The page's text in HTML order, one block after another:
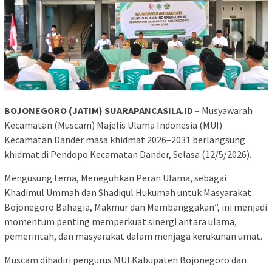
BOJONEGORO (JATIM) SUARAPANCASILA.ID – Musyawarah
Kecamatan (Muscam) Majelis Ulama Indonesia (MUI)
Kecamatan Dander masa khidmat 2026–2031 berlangsung
khidmat di Pendopo Kecamatan Dander, Selasa (12/5/2026).
Mengusung tema, Meneguhkan Peran Ulama, sebagai
Khadimul Ummah dan Shadiqul Hukumah untuk Masyarakat
Bojonegoro Bahagia, Makmur dan Membanggakan”, ini menjadi
momentum penting memperkuat sinergi antara ulama,
pemerintah, dan masyarakat dalam menjaga kerukunan umat.
Muscam dihadiri pengurus MUI Kabupaten Bojonegoro dan